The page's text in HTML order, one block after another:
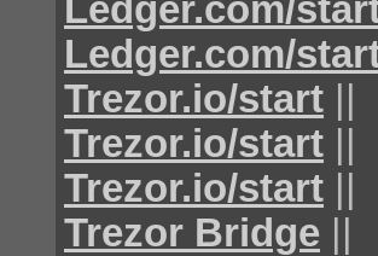
Ledger.com/
Trezor.io/start ||
Trezor.io/start ||
Trezor.io/start ||
Trezor Bridge ||